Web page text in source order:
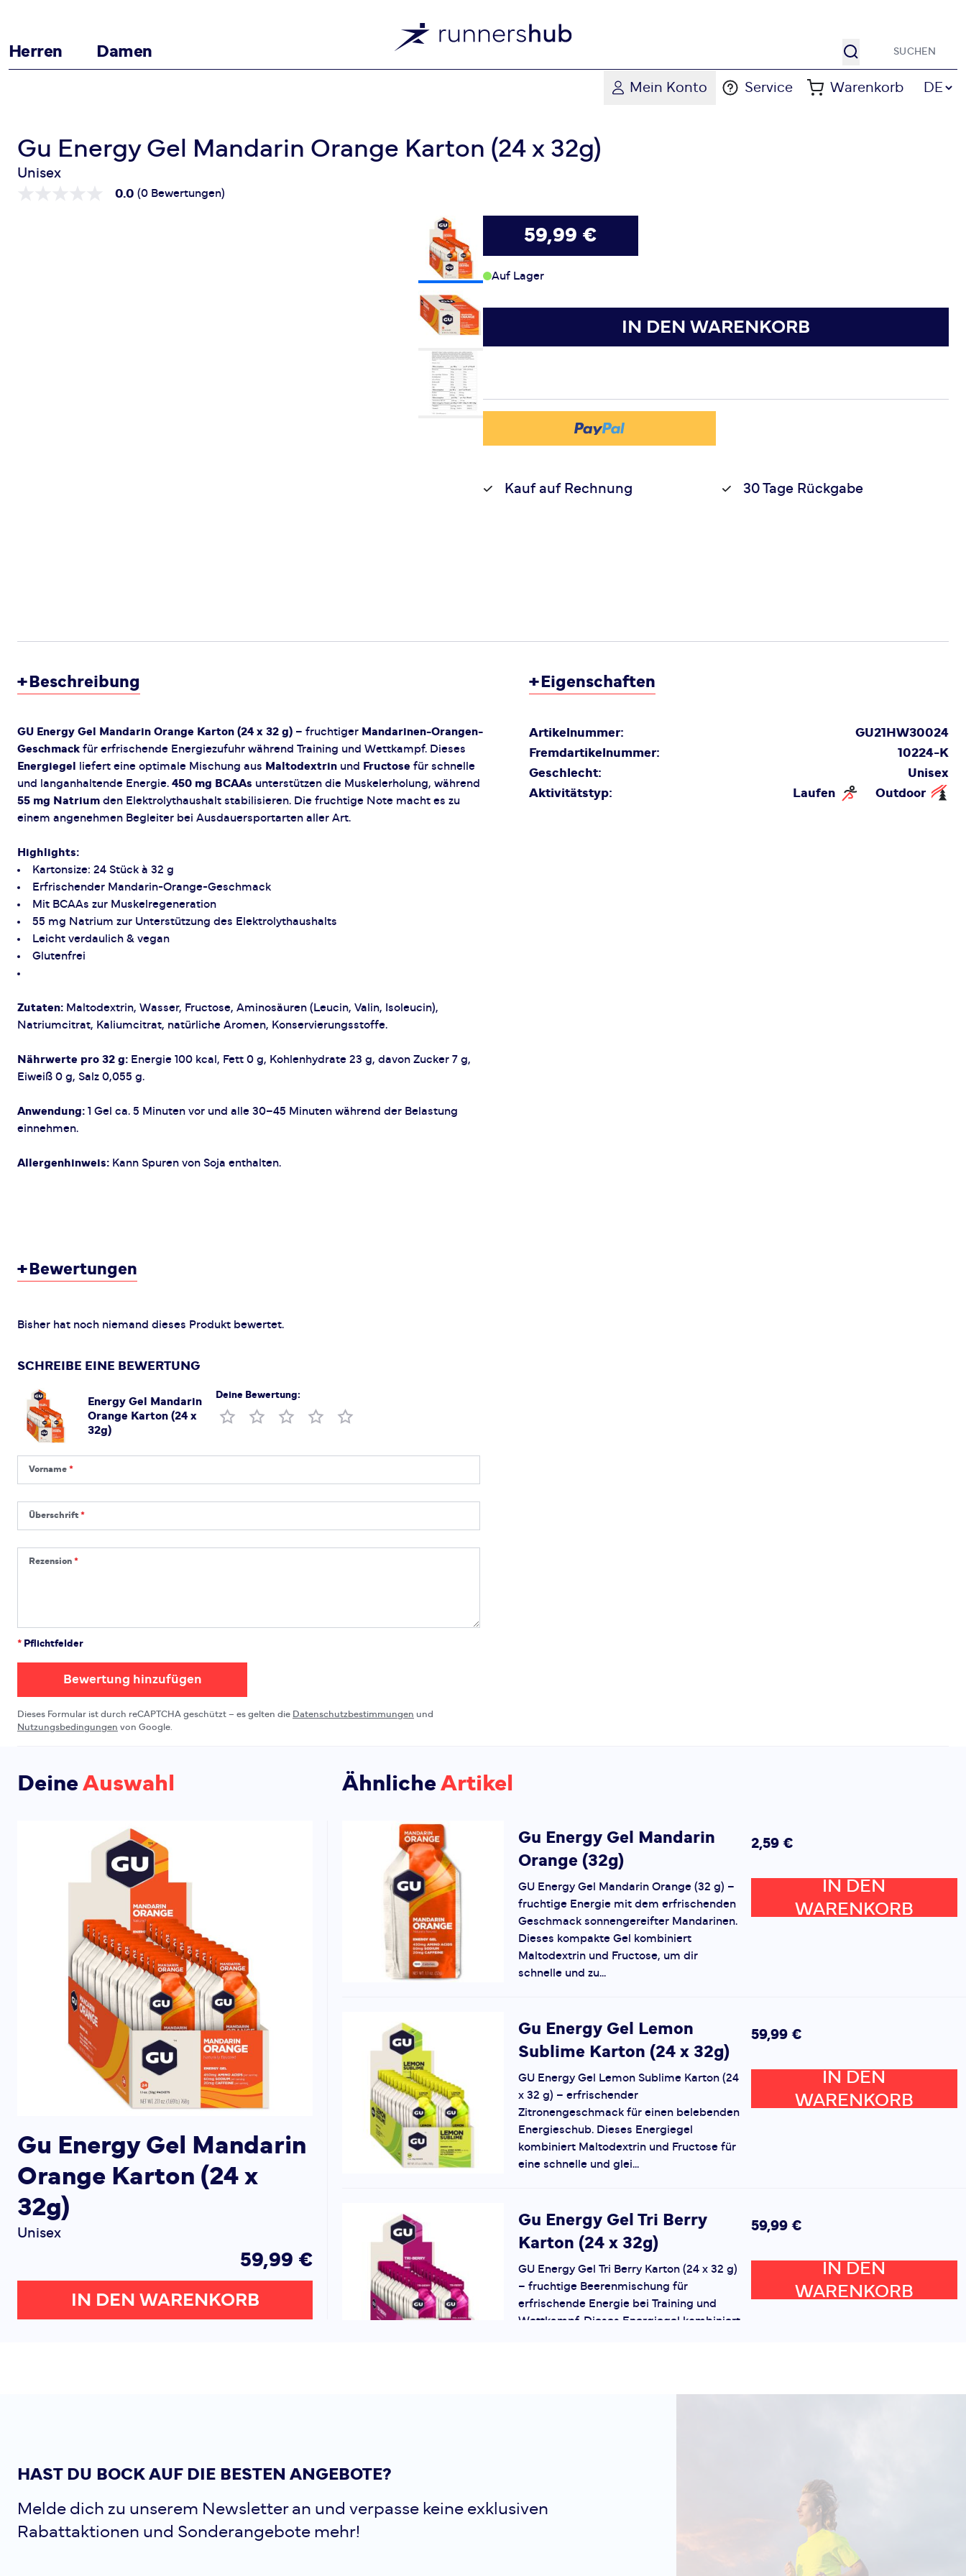
Herren Damen Suche
Mein Konto Service Warenkorb Sprache
DE
Energy Gel Mandarin Orange Karton (24 x 32g)
Gu Energy Gel Mandarin Orange Karton (24 x 32g)
Unisex
0.0 (0 Bewertungen)
59,99 €
Auf Lager
IN DEN WARENKORB
Kauf auf Rechnung 30 Tage Rückgabe
+ Beschreibung
GU Energy Gel Mandarin Orange Karton (24 x 32 g) – fruchtiger Mandarinen-Orangen-
Geschmack für erfrischende Energiezufuhr während Training und Wettkampf. Dieses
Energiegel
liefert eine optimale Mischung aus Maltodextrin und Fructose für schnelle
und langanhaltende Energie. 450 mg BCAAs unterstützen die Muskelerholung, während
55 mg Natrium den Elektrolythaushalt stabilisieren. Die fruchtige Note macht es zu
einem angenehmen Begleiter bei Ausdauersportarten aller Art.
Highlights:
Kartonsize: 24 Stück à 32 g
Erfrischender Mandarin-Orange-Geschmack
Mit BCAAs zur Muskelregeneration
55 mg Natrium zur Unterstützung des Elektrolythaushalts
Leicht verdaulich & vegan
Glutenfrei
Zutaten: Maltodextrin, Wasser, Fructose, Aminosäuren (Leucin, Valin, Isoleucin),
Natriumcitrat, Kaliumcitrat, natürliche Aromen, Konservierungsstoffe.
Nährwerte pro 32 g: Energie 100 kcal, Fett 0 g, Kohlenhydrate 23 g, davon Zucker 7 g,
Eiweiß 0 g, Salz 0,055 g.
Anwendung: 1 Gel ca. 5 Minuten vor und alle 30–45 Minuten während der Belastung
einnehmen.
Allergenhinweis: Kann Spuren von Soja enthalten.
+ Eigenschaften
Artikelnummer:
GU21HW30024
Fremdartikelnummer:
10224-K
Geschlecht:
Unisex
Aktivitätstyp:
Laufen Outdoor
+ Bewertungen
Bisher hat noch niemand dieses Produkt bewertet.
SCHREIBE EINE BEWERTUNG
Energy Gel Mandarin
Orange Karton (24 x
32g)
Deine Bewertung:
Produktbewertung
Vorname
Vorname
Überschrift
Überschrift
Rezension
Rezension
* Pflichtfelder
Bewertung hinzufügen
Dieses Formular ist durch reCAPTCHA geschützt – es gelten die Datenschutzbestimmungen und
Nutzungsbedingungen von Google.
DeineAuswahl
Gu Energy Gel Mandarin
Orange Karton (24 x
32g)
Unisex
59,99 €
IN DEN WARENKORB
ÄhnlicheArtikel
Gu Energy Gel Mandarin
Orange (32g)
2,59 €
GU Energy Gel Mandarin Orange (32 g) –
fruchtige Energie mit dem erfrischenden
Geschmack sonnengereifter Mandarinen.
Dieses kompakte Gel kombiniert
Maltodextrin und Fructose, um dir
schnelle und zu...
IN DEN
WARENKORB
Gu Energy Gel Lemon
Sublime Karton (24 x 32g)
59,99 €
GU Energy Gel Lemon Sublime Karton (24
x 32 g) – erfrischender
Zitronengeschmack für einen belebenden
Energieschub. Dieses Energiegel
kombiniert Maltodextrin und Fructose für
eine schnelle und glei...
IN DEN
WARENKORB
Gu Energy Gel Tri Berry
Karton (24 x 32g)
59,99 €
GU Energy Gel Tri Berry Karton (24 x 32 g)
– fruchtige Beerenmischung für
erfrischende Energie bei Training und
Wettkampf. Dieses Energiegel kombiniert
IN DEN
WARENKORB
während Training und Wettkampf. Dieses
WARENKORB
HAST DU BOCK AUF DIE BESTEN ANGEBOTE?
Melde dich zu unserem Newsletter an und verpasse keine exklusiven
Rabattaktionen und Sonderangebote mehr!